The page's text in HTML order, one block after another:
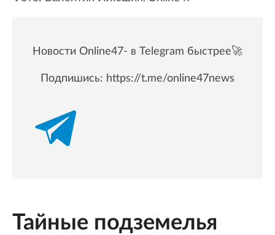
Новости Online47- в Telegram быстрее🚀
Подпишись: https://t.me/online47news
Тайные подземелья